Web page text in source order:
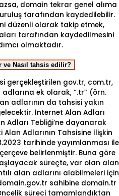
domain tekrar genel alıma
tarafından kaydedilebilir.
düzenli olarak takip etmek,
tarafından kaydedilmesini
olmaktadır.
ve Nasıl tahsis edilir?
gerçekleştirilen gov.tr, com.tr,
ek olarak, “.tr” (örn.
adlarının da tahsisi yakın
İnternet Alan Adları
Adları Tebliği’ne dayanarak
Alan Adlarının Tahsisine İlişkin
tarihinde yayımlanması ile
belirlenmiştir. Buna göre
süreçte, var olan alan
alan adlarını alabilmeleri için
sahibine domain.tr
süreci tamamlandıktan